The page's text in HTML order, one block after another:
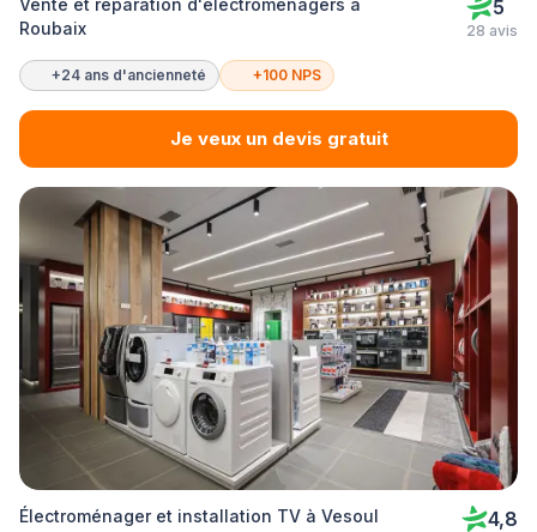
Vente et réparation d'électroménagers à
Roubaix
5
28 avis
+24 ans d'ancienneté +100 NPS
Je veux un devis gratuit
Électroménager et installation TV à Vesoul 4,8